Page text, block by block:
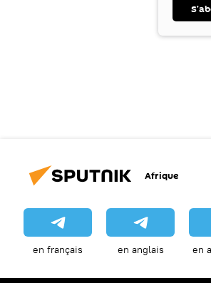
Afrique
en français en anglais en